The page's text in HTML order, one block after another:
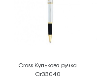
Cross Кулькова ручка
Cr33040